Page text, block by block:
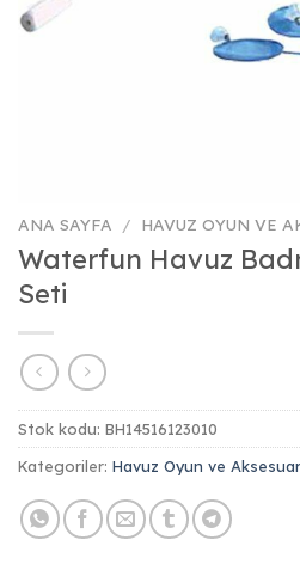
ANA SAYFA / HAVUZ OYUN VE
Waterfun Havuz
Seti
Stok kodu: BH14516123010
Kategoriler: Havuz Oyun ve